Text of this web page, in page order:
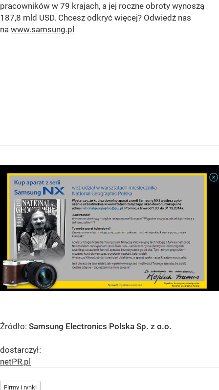
pracowników w 79 krajach, a jej roczne obroty wynoszą
187,8 mld USD. Chcesz odkryć więcej? Odwiedź nas
na www.samsung.pl
Źródło: Samsung Electronics Polska Sp. z o.o.
dostarczył:
netPR.pl
Firmy i rynki